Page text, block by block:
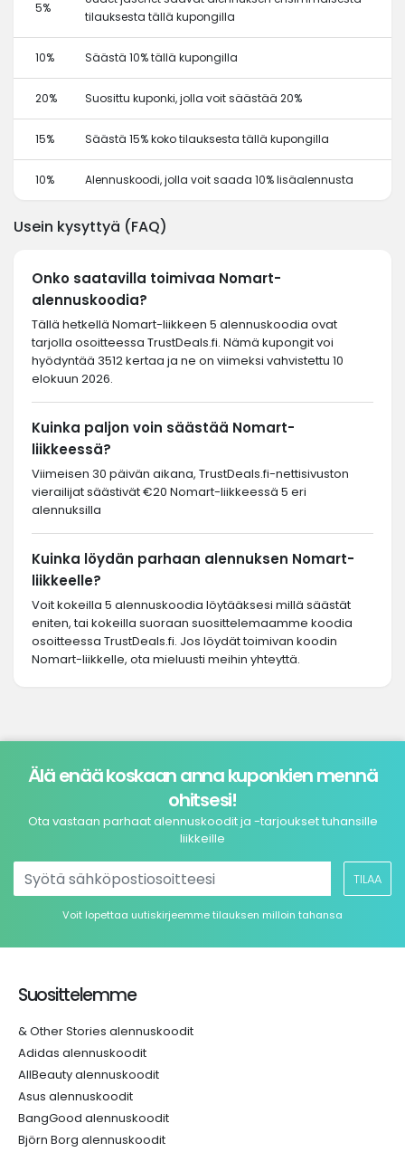
5%
tilauksesta tällä kupongilla
10% Säästä 10% tällä kupongilla
20% Suosittu kuponki, jolla voit säästää 20%
15% Säästä 15% koko tilauksesta tällä kupongilla
10% Alennuskoodi, jolla voit saada 10% lisäalennusta
Usein kysyttyä (FAQ)
Onko saatavilla toimivaa Nomart-
alennuskoodia?
Tällä hetkellä Nomart-liikkeen 5 alennuskoodia ovat
tarjolla osoitteessa TrustDeals.fi. Nämä kupongit voi
hyödyntää 3512 kertaa ja ne on viimeksi vahvistettu 10
elokuun 2026.
Kuinka paljon voin säästää Nomart-
liikkeessä?
Viimeisen 30 päivän aikana, TrustDeals.fi-nettisivuston
vierailijat säästivät €20 Nomart-liikkeessä 5 eri
alennuksilla
Kuinka löydän parhaan alennuksen Nomart-
liikkeelle?
Voit kokeilla 5 alennuskoodia löytääksesi millä säästät
eniten, tai kokeilla suoraan suosittelemaamme koodia
osoitteessa TrustDeals.fi. Jos löydät toimivan koodin
Nomart-liikkelle, ota mieluusti meihin yhteyttä.
Älä enää koskaan anna kuponkien mennä
ohitsesi!
Ota vastaan parhaat alennuskoodit ja -tarjoukset tuhansille
liikkeille
TILAA
Voit lopettaa uutiskirjeemme tilauksen milloin tahansa
Suosittelemme
& Other Stories alennuskoodit
Adidas alennuskoodit
AllBeauty alennuskoodit
Asus alennuskoodit
BangGood alennuskoodit
Björn Borg alennuskoodit